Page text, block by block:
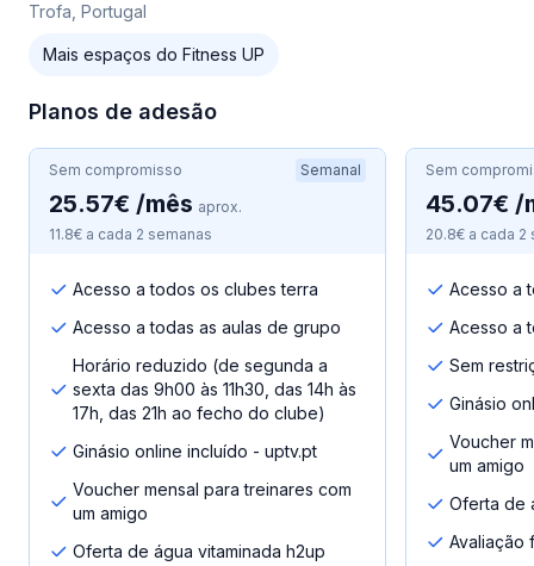
Trofa, Portugal
Mais espaços do Fitness UP
Planos de adesão
Sem compromisso Semanal
25.57€ /mês aprox.
11.8€ a cada 2 semanas
Acesso a todos os clubes terra
Acesso a todas as aulas de grupo
Horário reduzido (de segunda a
sexta das 9h00 às 11h30, das 14h às
17h, das 21h ao fecho do clube)
Ginásio online incluído - uptv.pt
Voucher mensal para treinares com
um amigo
Oferta de água vitaminada h2up
Sem
45.07€ /
20.8€ a cada 2
Acesso a
Acesso a
Sem
Ginásio
Voucher
um amigo
Oferta de
Avaliação